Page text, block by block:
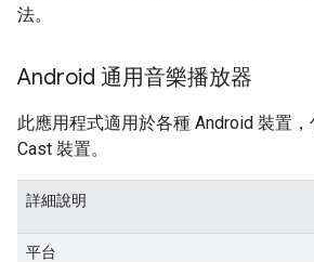
法。
Android 通用音樂播放器
此應用程式適用於各種 Android 裝置
Cast 裝置。
詳細說明
平台